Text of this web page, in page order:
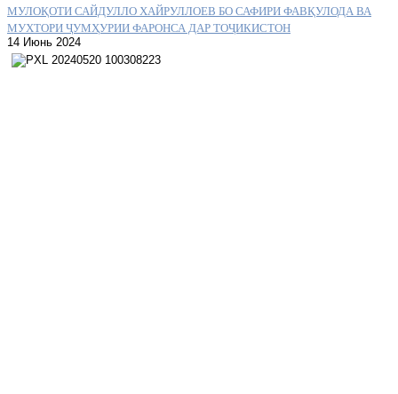
МУЛОҚОТИ САЙДУЛЛО ХАЙРУЛЛОЕВ БО САФИРИ ФАВҚУЛОДА ВА
МУХТОРИ ҶУМҲУРИИ ФАРОНСА ДАР ТОҶИКИСТОН
14 Июнь 2024